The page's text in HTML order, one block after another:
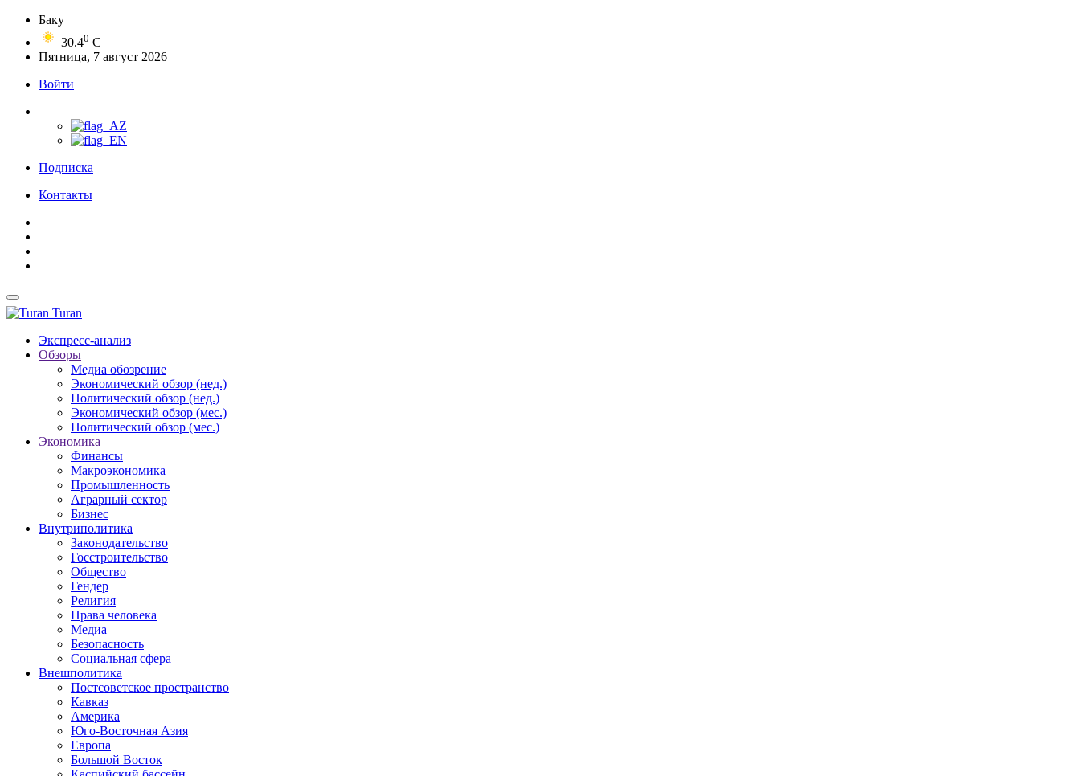
Баку
30.40 C
Пятница, 7 август 2026
Войти
Подписка
Контакты
Turan
Экспресс-анализ
Обзоры
Медиа обозрение
Экономический обзор (нед.)
Политический обзор (нед.)
Экономический обзор (мес.)
Политический обзор (мес.)
Экономика
Финансы
Макроэкономика
Промышленность
Аграрный сектор
Бизнес
Внутриполитика
Законодательство
Госстроительство
Общество
Гендер
Религия
Права человека
Медиа
Безопасность
Социальная сфера
Внешполитика
Постсоветское пространство
Кавказ
Америка
Юго-Восточная Азия
Европа
Большой Восток